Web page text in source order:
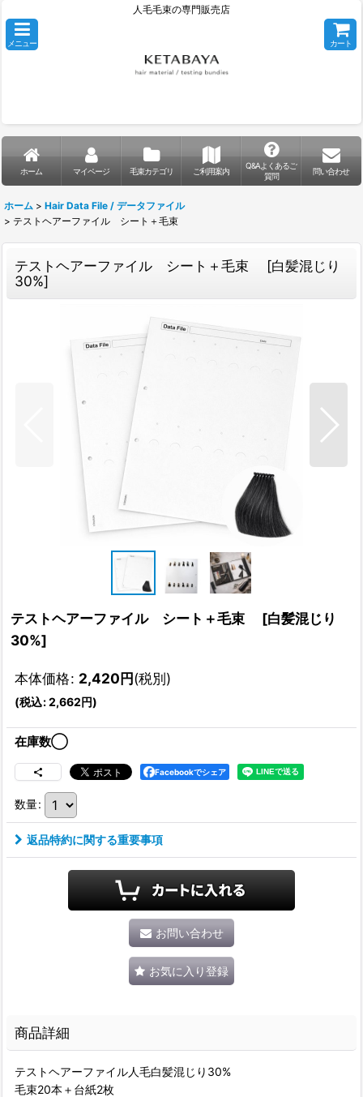
人毛毛束の専門販売店
メニュー カート
ホーム マイページ 毛束カテゴリ ご利用案内
Q&Aよくあるご
質問
問い合わせ
ホーム > Hair Data File / データファイル
> テストヘアーファイル シート＋毛束
テストヘアーファイル シート＋毛束 [白髪混じり
30%]
テストヘアーファイル シート＋毛束 [白髪混じり
30%]
本体価格: 2,420円(税別)
(税込:2,662円)
在庫数◯
Facebookでシェア
数量:
返品特約に関する重要事項
お問い合わせ
お気に入り登録
商品詳細
テストヘアーファイル人毛白髪混じり30%
毛束20本＋台紙2枚